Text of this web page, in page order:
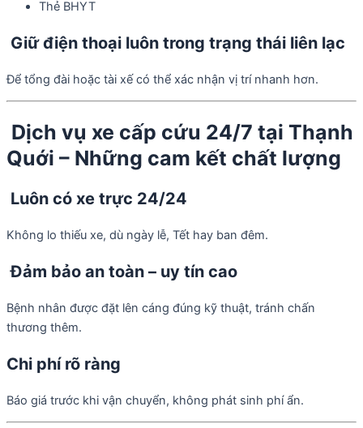
Thẻ BHYT
Giữ điện thoại luôn trong trạng thái liên lạc
Để tổng đài hoặc tài xế có thể xác nhận vị trí nhanh hơn.
Dịch vụ xe cấp cứu 24/7 tại Thạnh
Quới – Những cam kết chất lượng
Luôn có xe trực 24/24
Không lo thiếu xe, dù ngày lễ, Tết hay ban đêm.
Đảm bảo an toàn – uy tín cao
Bệnh nhân được đặt lên cáng đúng kỹ thuật, tránh chấn
thương thêm.
Chi phí rõ ràng
Báo giá trước khi vận chuyển, không phát sinh phí ẩn.